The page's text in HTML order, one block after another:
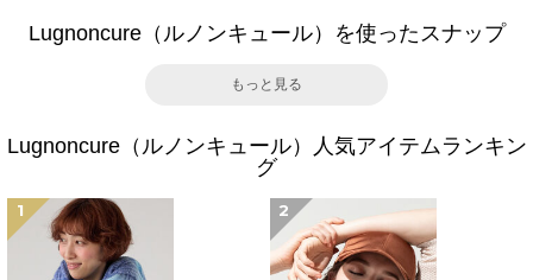
Lugnoncure（ルノンキュール）を使ったスナップ
もっと見る
Lugnoncure（ルノンキュール）人気アイテムランキン
グ
1 2